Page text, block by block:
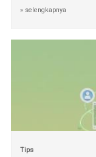
» selengkapnya
Tips